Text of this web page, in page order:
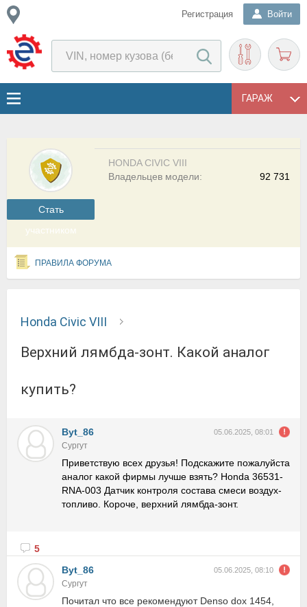
Регистрация Войти
ГАРАЖ
Cтать
участником
HONDA CIVIC VIII
92 731
Владельцев модели:
ПРАВИЛА ФОРУМА
Honda Civic VIII
Верхний лямбда-зонт. Какой аналог
купить?
Byt_86 05.06.2025, 08:01
Сургут
Приветствую всех друзья! Подскажите пожалуйста
аналог какой фирмы лучше взять? Honda 36531-
RNA-003 Датчик контроля состава смеси воздух-
топливо. Короче, верхний лямбда-зонт.
5
Byt_86
05.06.2025, 08:10
Сургут
Почитал что все рекомендуют Denso dox 1454,